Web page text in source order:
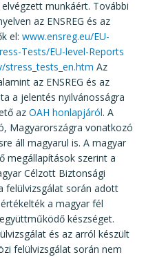
munkáért. További
az ENSREG és az
el: www.ensreg.eu/EU-
Tests/EU-level-Reports
Az
az ENSREG és az
a jelentés nyilvánosságra
az OAH honlapjáról. A
Magyarországra vonatkozó
áll magyarul is. A magyar
megállapítások szerint a
Célzott Biztonsági
felülvizsgálat során adott
a magyar fél
készséget.
és az arról készült
felülvizsgálat során nem